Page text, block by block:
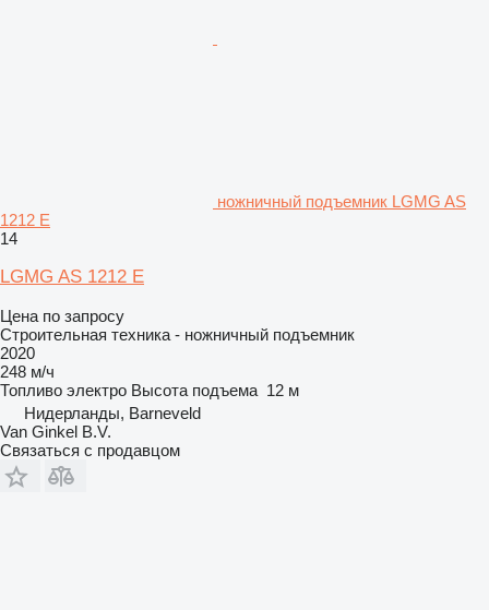
ножничный подъемник LGMG AS
1212 E
14
LGMG AS 1212 E
Цена по запросу
Строительная техника - ножничный подъемник
2020
248 м/ч
Топливо электро Высота подъема 12 м
Нидерланды, Barneveld
Van Ginkel B.V.
Связаться с продавцом